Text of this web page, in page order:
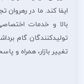
ایفا کند. ما در رهروان
بالا و خدمات
تولیدکنندگان گام
تغییر بازار، همراه و